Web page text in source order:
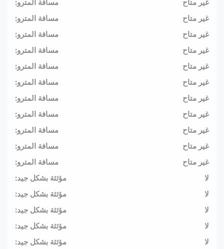
مسافة المترو:
غير متاح
مسافة المترو:
غير متاح
مسافة المترو:
غير متاح
مسافة المترو:
غير متاح
مسافة المترو:
غير متاح
مسافة المترو:
غير متاح
مسافة المترو:
غير متاح
مسافة المترو:
غير متاح
مسافة المترو:
غير متاح
مسافة المترو:
غير متاح
مسافة المترو:
غير متاح
مؤثثة بشكل جيد:
لا
مؤثثة بشكل جيد:
لا
مؤثثة بشكل جيد:
لا
مؤثثة بشكل جيد:
لا
مؤثثة بشكل جيد:
لا